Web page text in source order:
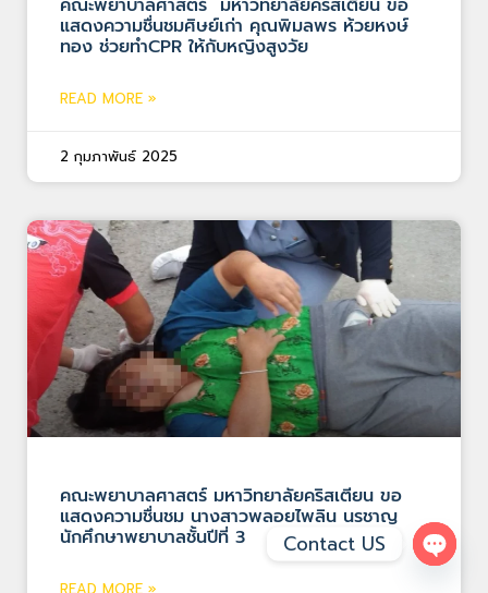
แสดงความชื่นชมศิษย์เก่า คุณพิมลพร ห้วยหงษ์
ทอง ช่วยทำCPR ให้กับหญิงสูงวัย
READ MORE »
2 กุมภาพันธ์ 2025
คณะพยาบาลศาสตร์ มหาวิทยาลัยคริสเตียน ขอ
แสดงความชื่นชม นางสาวพลอยไพลิน นรชาญ
นักศึกษาพยาบาลชั้นปีที่ 3 Contact US